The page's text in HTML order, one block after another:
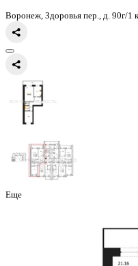
Главная КаталогВсе ЖКЖК
2-
14/16 этаж
Воронеж, Здоровья пер., д.